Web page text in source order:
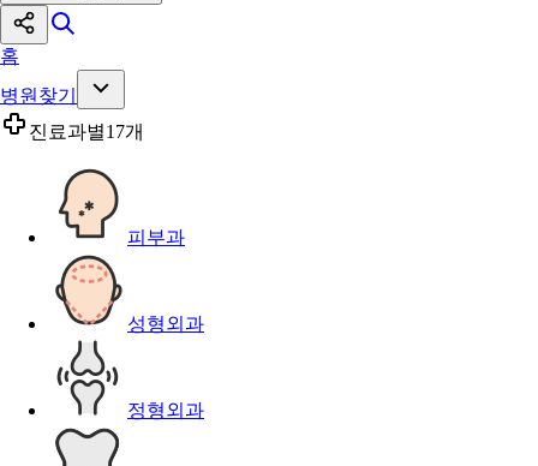
홈
병원찾기
진료과별17개
피부과
성형외과
정형외과